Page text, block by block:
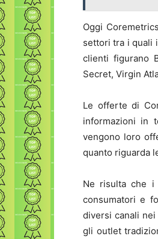
Oggi
settori tra i quali
clienti figurano
Secret, Virgin
Le offerte di
informazioni in
vengono loro
quanto riguarda
Ne risulta che i
consumatori e
diversi canali
gli outlet